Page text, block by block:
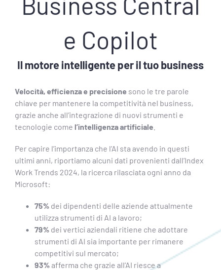
e Copilot
Il motore intelligente per il tuo business
Velocità, efficienza e precisione sono le tre parole
chiave per mantenere la competitività nel business,
grazie anche all’integrazione di nuovi strumenti e
tecnologie come l’intelligenza artificiale
Per capire l’importanza che l’AI sta avendo in questi
ultimi anni, riportiamo alcuni dati provenienti dall’Index
Work Trends 2024, la ricerca rilasciata ogni anno da
Microsoft:
75%dei dipendenti delle aziende attualmente
utilizza strumenti di AI a lavoro;
79%dei vertici aziendali ritiene che adottare
strumenti di AI sia importante per rimanere
competitivi sul mercato;
93%afferma che grazie all’AI riesce a